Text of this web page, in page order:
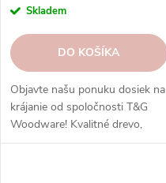
Skladem
DO KOŠÍKA
Objavte našu ponuku dosiek na
krájanie od spoločnosti T&G
Woodware! Kvalitné drevo,
funkčný dizajn.